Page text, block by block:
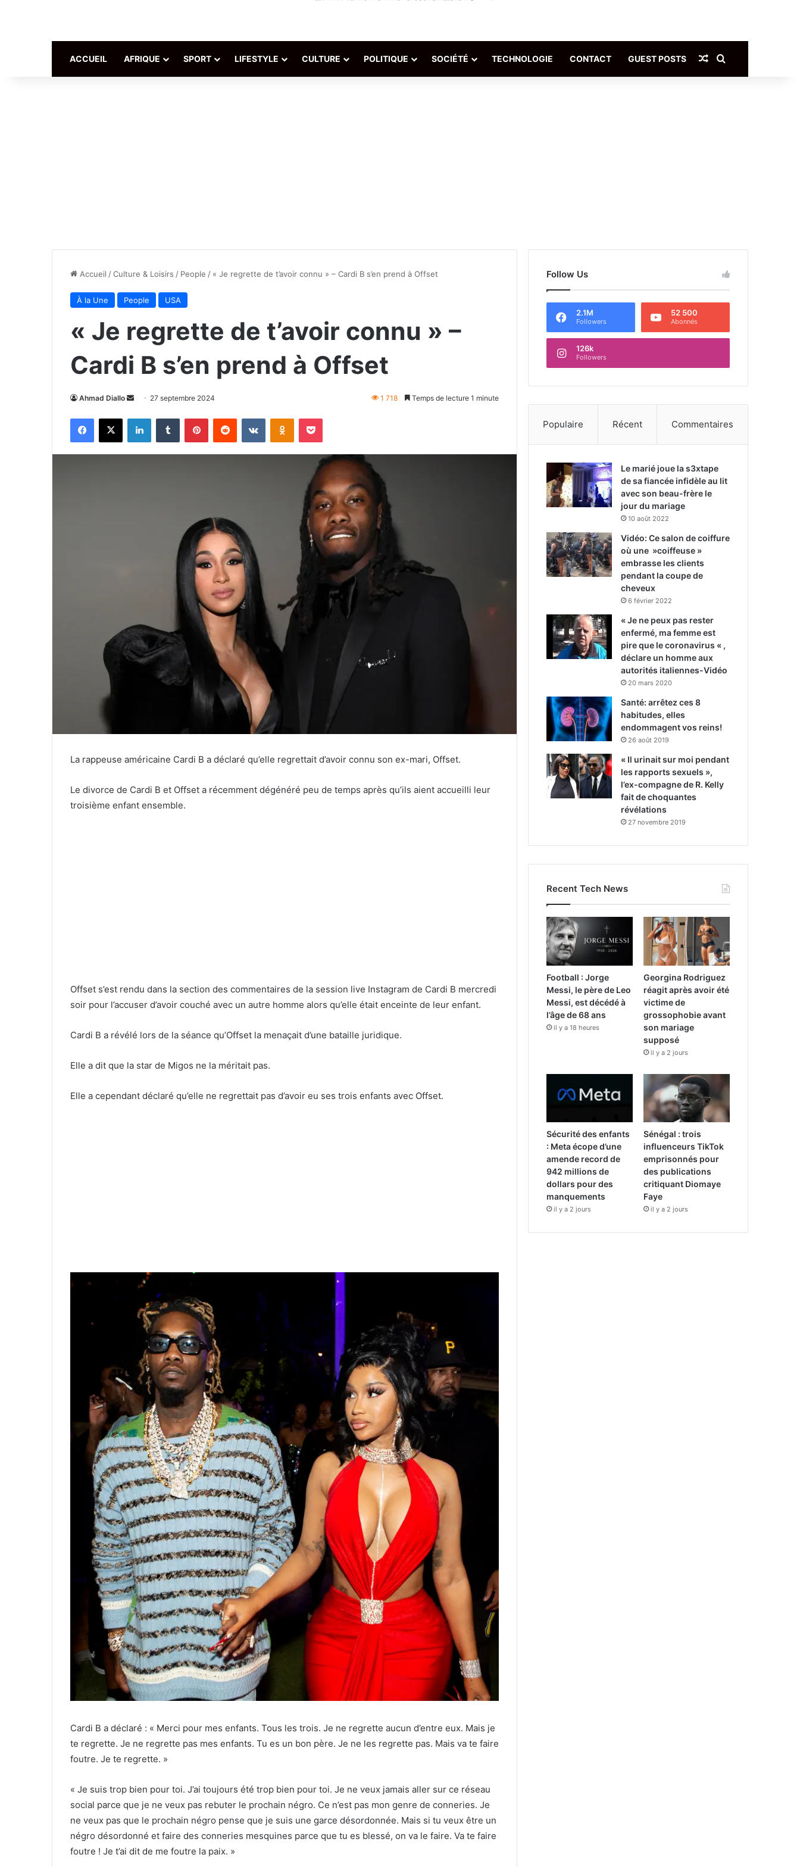
ACCUEIL AFRIQUE SPORT LIFESTYLE CULTURE POLITIQUE SOCIÉTÉ TECHNOLOGIE CONTACT GUEST POSTS Article Aléatoire
Accueil /Culture & Loisirs / People / « Je regrette de t’avoir connu » – Cardi B s’en prend à Offset
À la Une People USA
« Je regrette de t’avoir connu » –
Cardi B s’en prend à Offset
Ahmad Diallo
Envoyer
courriel
27 septembre 2024 1 718 Temps de lecture 1 minute
Facebook
X LinkedinTumblr PinterestReddit VKontakteOdnoklassniki
Pocket
La rappeuse américaine Cardi B a déclaré qu’elle regrettait d’avoir connu son ex-mari, Offset.
Le divorce de Cardi B et Offset a récemment dégénéré peu de temps après qu’ils aient accueilli leur
troisième enfant ensemble.
Offset s’est rendu dans la section des commentaires de la session live Instagram de Cardi B mercredi
soir pour l’accuser d’avoir couché avec un autre homme alors qu’elle était enceinte de leur enfant.
Cardi B a révélé lors de la séance qu’Offset la menaçait d’une bataille juridique.
Elle a dit que la star de Migos ne la méritait pas.
Elle a cependant déclaré qu’elle ne regrettait pas d’avoir eu ses trois enfants avec Offset.
Cardi B a déclaré : « Merci pour mes enfants. Tous les trois. Je ne regrette aucun d’entre eux. Mais je
te regrette. Je ne regrette pas mes enfants. Tu es un bon père. Je ne les regrette pas. Mais va te faire
foutre. Je te regrette. »
« Je suis trop bien pour toi. J’ai toujours été trop bien pour toi. Je ne veux jamais aller sur ce réseau
social parce que je ne veux pas rebuter le prochain négro. Ce n’est pas mon genre de conneries. Je
ne veux pas que le prochain négro pense que je suis une garce désordonnée. Mais si tu veux être un
négro désordonné et faire des conneries mesquines parce que tu es blessé, on va le faire. Va te faire
foutre ! Je t’ai dit de me foutre la paix. »
Follow Us
2.1M
Followers
52 500
Abonnés
126k
Followers
Populaire Récent Commentaires
Le marié joue la s3xtape
de sa fiancée infidèle au lit
avec son beau-frère le
jour du mariage
10 août 2022
Vidéo: Ce salon de coiffure
où une »coiffeuse »
embrasse les clients
pendant la coupe de
cheveux
6 février 2022
« Je ne peux pas rester
enfermé, ma femme est
pire que le coronavirus « ,
déclare un homme aux
autorités italiennes-Vidéo
20 mars 2020
Santé: arrêtez ces 8
habitudes, elles
endommagent vos reins!
26 août 2019
« Il urinait sur moi pendant
les rapports sexuels »,
l’ex-compagne de R. Kelly
fait de choquantes
révélations
27 novembre 2019
Recent Tech News
Football : Jorge
Messi, le père de Leo
Messi, est décédé à
l’âge de 68 ans
il y a 18 heures
Georgina Rodriguez
réagit après avoir été
victime de
grossophobie avant
son mariage
supposé
il y a 2 jours
Sécurité des enfants
: Meta écope d’une
amende record de
942 millions de
dollars pour des
manquements
il y a 2 jours
Sénégal : trois
influenceurs TikTok
emprisonnés pour
des publications
critiquant Diomaye
Faye
il y a 2 jours